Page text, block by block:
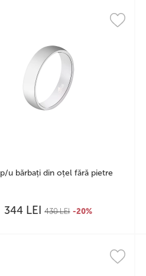
u bărbați din oțel fără pietre
344 LEI 430LEI -20%